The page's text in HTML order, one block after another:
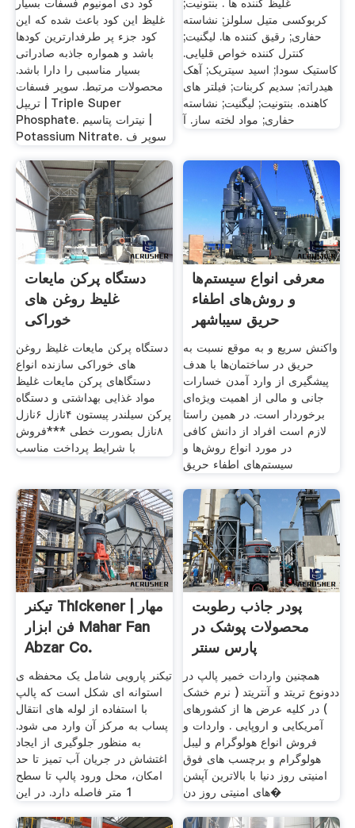
غلیظ این کود باعث شده که این
کود جزء پر طرفدارترین کودها
باشد و همواره جاذبه صادراتی
بسیار مناسبی را دارا باشد.
محصولات مرتبط. سوپر فسفات
تریپل | Triple Super
Phosphate. نیترات پتاسیم |
Potassium Nitrate. سوپر ف
کربوکسی متیل سلولز; نشاسته
حفاری; رقیق کننده ها. لیگنیت;
کنترل کننده خواص قلیایی.
کاستیک سودا; اسید سیتریک; آهک
هیدراته; سدیم کربنات; فیلتر های
کاهنده. بنتونیت; لیگنیت; نشاسته
حفاری; مواد لخته ساز. آ
دستگاه پرکن مایعات
غلیظ روغن های
خوراکی
دستگاه پرکن مایعات غلیظ روغن
های خوراکی سازنده انواع
دستگاهای پرکن مایعات غلیظ
مواد غذایی بهداشتی و دستگاه
پرکن سیلندر پیستون ۴نازل ۶نازل
۸نازل بصورت خطی ***فروش
با شرایط پرداخت مناسب
معرفی انواع سیستم‌ها
و روش‌های اطفاء
حریق سیباشهر
واکنش سریع و به موقع نسبت به
حریق در ساختمان‌ها با هدف
پیشگیری از وارد آمدن خسارات
جانی و مالی از اهمیت ویژه‌ای
برخوردار است. در همین راستا
لازم است افراد از دانش کافی
در مورد انواع روش‌ها و
سیستم‌های اطفاء حریق
تیکنر Thickener | مهار
فن ابزار Mahar Fan
Abzar Co.
تیکنر پارویی شامل یک محفظه ی
استوانه ای شکل است که پالپ
با استفاده از لوله های انتقال
پساب به مرکز آن وارد می شود.
به منظور جلوگیری از ایجاد
اغتشاش در جریان آب تمیز تا حد
امکان، محل ورود پالپ تا سطح
1 متر فاصله دارد. در این
پودر جاذب رطوبت
محصولات پوشک در
پارس سنتر
همچنین واردات خمیر پالپ در
ددونوع تریتد و آنتریتد ( نرم خشک
) در کلیه عرض ها از کشورهای
آمریکایی و اروپایی . واردات و
فروش انواع هولوگرام و لیبل
هولوگرام و برچسب های فوق
امنیتی روز دنیا با بالاترین آپشن
های امنیتی روز دن�